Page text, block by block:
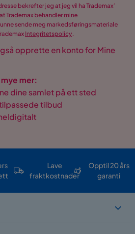
bekrefter jeg at jeg vil ha Trademax’
Trademax behandler mine
sende meg markedsføringsmateriale
Integritetspolicy.
opprette en konto for Mine
mer:
dine samlet på ett sted
tilbud
Lave
fraktkostnader
Opptil 20 års
garanti